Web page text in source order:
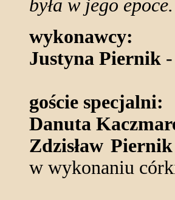
była w jego
wykonawcy:
Justyna Piernik
goście specjalni:
Danuta
Zdzisław Piernik
w wykonaniu